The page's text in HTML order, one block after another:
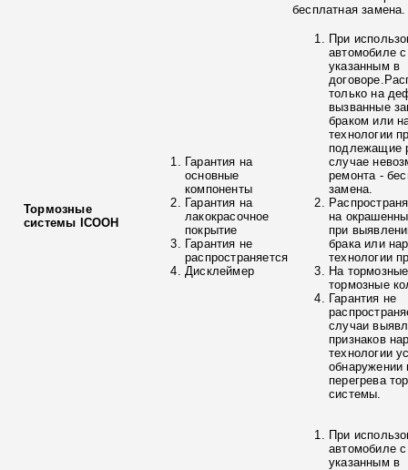
бесплатная замена.
Тормозные
системы ICOOH
Гарантия на
основные
компоненты
Гарантия на
лакокрасочное
покрытие
Гарантия не
распространяется
Дисклеймер
При
автомобиле
указанным в
только на
вызванные
браком или
технологии
подлежащие
случае
ремонта -
замена.
на
при
брака или
технологии
На
тормозные
Гарантия не
случаи
признаков
технологии
обнаружении
перегрева
системы.
При
автомобиле
указанным в